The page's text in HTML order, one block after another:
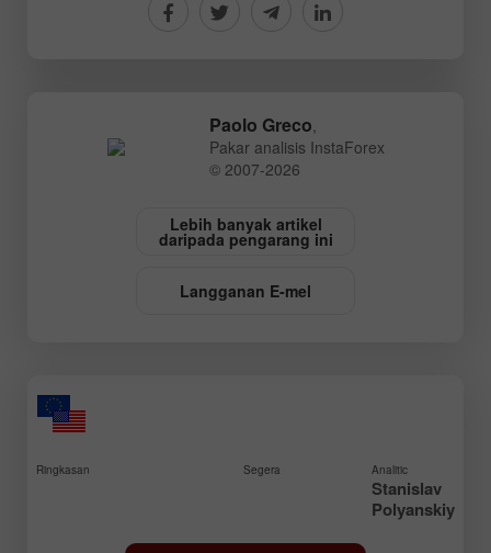
Paolo Greco,
Pakar analisis InstaForex
© 2007-2026
Lebih banyak artikel
daripada pengarang ini
Langganan E-mel
Ringkasan Segera Analitic
Stanislav
Polyanskiy